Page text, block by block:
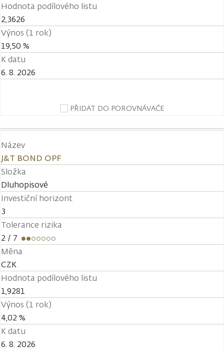
Hodnota podílového listu
2,3626
Výnos (1 rok)
19,50 %
K datu
6. 8. 2026
PŘIDAT DO POROVNÁVAČE
Název
J&T BOND OPF
Složka
Dluhopisové
Investiční horizont
3
Tolerance rizika
2 / 7
Měna
CZK
Hodnota podílového listu
1,9281
Výnos (1 rok)
4,02 %
K datu
6. 8. 2026